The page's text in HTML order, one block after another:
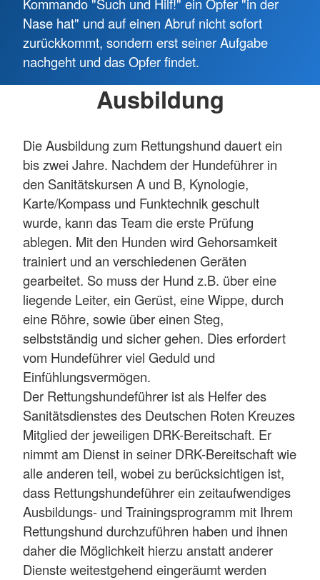
Nase hat" und auf einen Abruf nicht sofort
zurückkommt, sondern erst seiner Aufgabe
nachgeht und das Opfer findet.
Ausbildung
Die Ausbildung zum Rettungshund dauert ein
bis zwei Jahre. Nachdem der Hundeführer in
den Sanitätskursen A und B, Kynologie,
Karte/Kompass und Funktechnik geschult
wurde, kann das Team die erste Prüfung
ablegen. Mit den Hunden wird Gehorsamkeit
trainiert und an verschiedenen Geräten
gearbeitet. So muss der Hund z.B. über eine
liegende Leiter, ein Gerüst, eine Wippe, durch
eine Röhre, sowie über einen Steg,
selbstständig und sicher gehen. Dies erfordert
vom Hundeführer viel Geduld und
Einfühlungsvermögen.
Der Rettungshundeführer ist als Helfer des
Sanitätsdienstes des Deutschen Roten Kreuzes
Mitglied der jeweiligen DRK-Bereitschaft. Er
nimmt am Dienst in seiner DRK-Bereitschaft wie
alle anderen teil, wobei zu berücksichtigen ist,
dass Rettungshundeführer ein zeitaufwendiges
Ausbildungs- und Trainingsprogramm mit Ihrem
Rettungshund durchzuführen haben und ihnen
daher die Möglichkeit hierzu anstatt anderer
Dienste weitestgehend eingeräumt werden